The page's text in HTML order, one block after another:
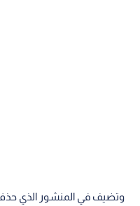
وتضيف في المنشور الذي